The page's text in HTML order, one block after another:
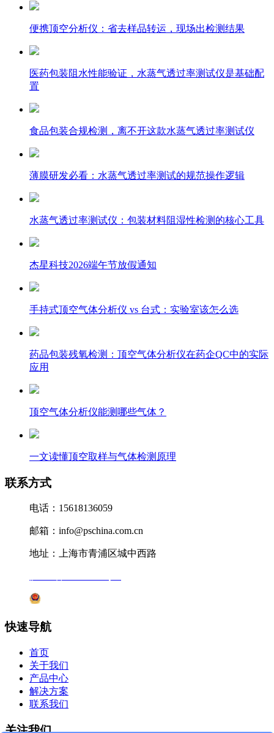
便携顶空分析仪：省去样品转运，现场出检测结果
医药包装阻水性能验证，水蒸气透过率测试仪是基础配
置
食品包装合规检测，离不开这款水蒸气透过率测试仪
薄膜研发必看：水蒸气透过率测试的规范操作逻辑
水蒸气透过率测试仪：包装材料阻湿性检测的核心工具
杰星科技2026端午节放假通知
手持式顶空气体分析仪 vs 台式：实验室该怎么选
药品包装残氧检测：顶空气体分析仪在药企QC中的实际
应用
顶空气体分析仪能测哪些气体？
一文读懂顶空取样与气体检测原理
联系方式
电话：15618136059
邮箱：info@pschina.com.cn
地址：上海市青浦区城中西路
快速导航
首页
关于我们
产品中心
解决方案
联系我们
关注我们